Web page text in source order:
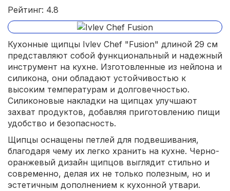
Рейтинг: 4.8
Кухонные щипцы Ivlev Chef "Fusion" длиной 29 см
представляют собой функциональный и надежный
инструмент на кухне. Изготовленные из нейлона и
силикона, они обладают устойчивостью к
высоким температурам и долговечностью.
Силиконовые накладки на щипцах улучшают
захват продуктов, добавляя приготовлению пищи
удобство и безопасность.
Щипцы оснащены петлей для подвешивания,
благодаря чему их легко хранить на кухне. Черно-
оранжевый дизайн щипцов выглядит стильно и
современно, делая их не только полезным, но и
эстетичным дополнением к кухонной утвари.